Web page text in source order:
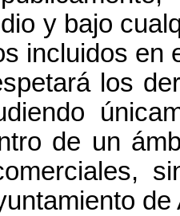
y bajo
incluidos en
los
de un
de